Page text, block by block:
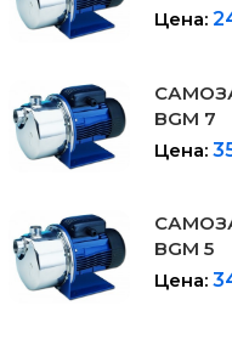
Цена:
BGM 7
Цена:
BGM 5
Цена: